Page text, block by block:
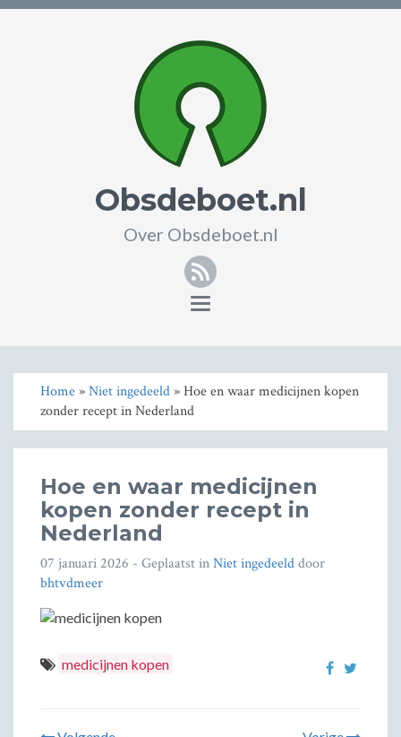
Obsdeboet.nl
Over Obsdeboet.nl
RSS
Toggle
Home»Niet ingedeeld» Hoe en waar medicijnen kopen
zonder recept in Nederland
Hoe en waar medicijnen
kopen zonder recept in
Nederland
07 januari 2026 - Geplaatst inNiet ingedeelddoor
bhtvdmeer
medicijnen kopen